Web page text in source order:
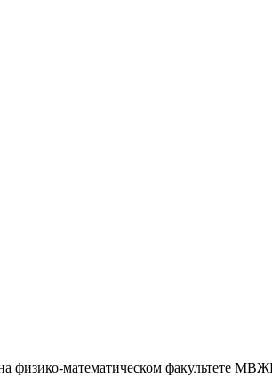
физико-математическом факультете